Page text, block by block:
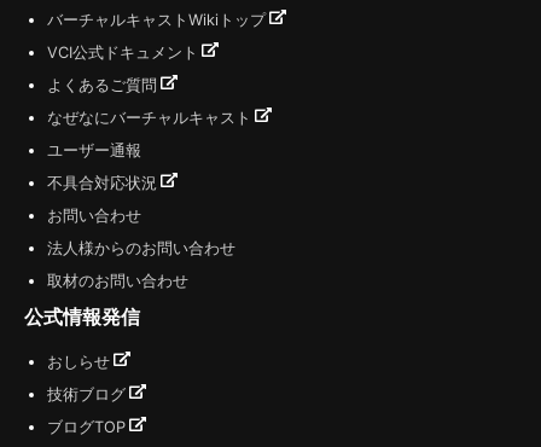
バーチャルキャストWikiトップ
VCI公式ドキュメント
よくあるご質問
なぜなにバーチャルキャスト
ユーザー通報
不具合対応状況
お問い合わせ
法人様からのお問い合わせ
取材のお問い合わせ
公式情報発信
おしらせ
技術ブログ
ブログTOP